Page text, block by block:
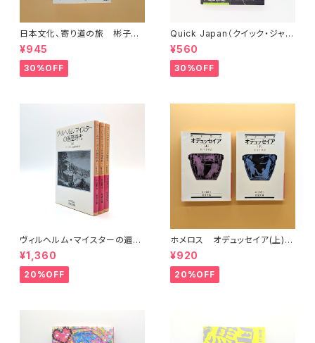
日本文化、寄り道の旅 彬子女
王殿下特別講義
¥945
30%OFF
Quick Japan（クイック・ジャパ
ン）Vol.11
¥560
30%OFF
ヴィルヘルム・マイスターの遍歴
時代 (上)(中)(下)（岩波文庫）
¥1,360
20%OFF
ホメロス オデュッセイア(上)
(下) （岩波文庫）
¥920
20%OFF